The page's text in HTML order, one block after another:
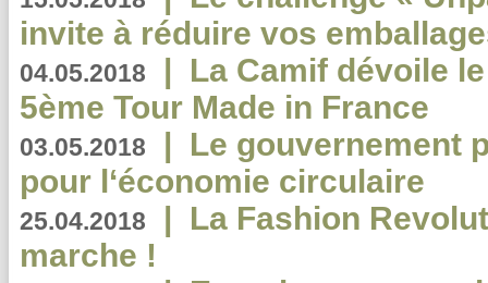
invite à réduire vos
04.05.2018 | La Camif dévoile
5ème Tour Made in France
03.05.2018 | Le gouvernement
pour l‘économie circulaire
25.04.2018 | La Fashion
marche !